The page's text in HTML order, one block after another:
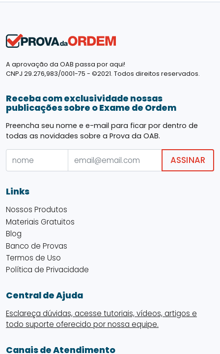
A aprovação da OAB passa por aqui!
CNPJ 29.276,983/0001-75 - ©2021. Todos direitos reservados.
Receba com exclusividade nossas
publicações sobre o Exame de Ordem
Preencha seu nome e e-mail para ficar por dentro de
todas as novidades sobre a Prova da OAB.
ASSINAR
Links
Nossos Produtos
Materiais Gratuitos
Blog
Banco de Provas
Termos de Uso
Política de Privacidade
Central de Ajuda
Esclareça dúvidas, acesse tutoriais, vídeos, artigos e
todo suporte oferecido por nossa equipe.
Canais de Atendimento